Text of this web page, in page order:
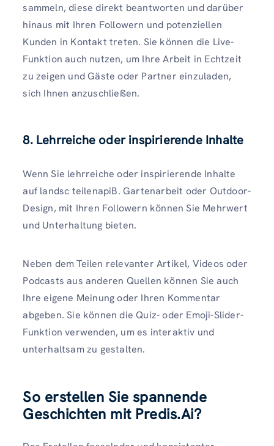
sammeln, diese direkt beantworten und darüber
hinaus mit Ihren Followern und potenziellen
Kunden in Kontakt treten. Sie können die Live-
Funktion auch nutzen, um Ihre Arbeit in Echtzeit
zu zeigen und Gäste oder Partner einzuladen,
sich Ihnen anzuschließen.
8. Lehrreiche oder inspirierende Inhalte
Wenn Sie lehrreiche oder inspirierende Inhalte
auf landsc teilenapiB. Gartenarbeit oder Outdoor-
Design, mit Ihren Followern können Sie Mehrwert
und Unterhaltung bieten.
Neben dem Teilen relevanter Artikel, Videos oder
Podcasts aus anderen Quellen können Sie auch
Ihre eigene Meinung oder Ihren Kommentar
abgeben. Sie können die Quiz- oder Emoji-Slider-
Funktion verwenden, um es interaktiv und
unterhaltsam zu gestalten.
So erstellen Sie spannende
Geschichten mit Predis.Ai?